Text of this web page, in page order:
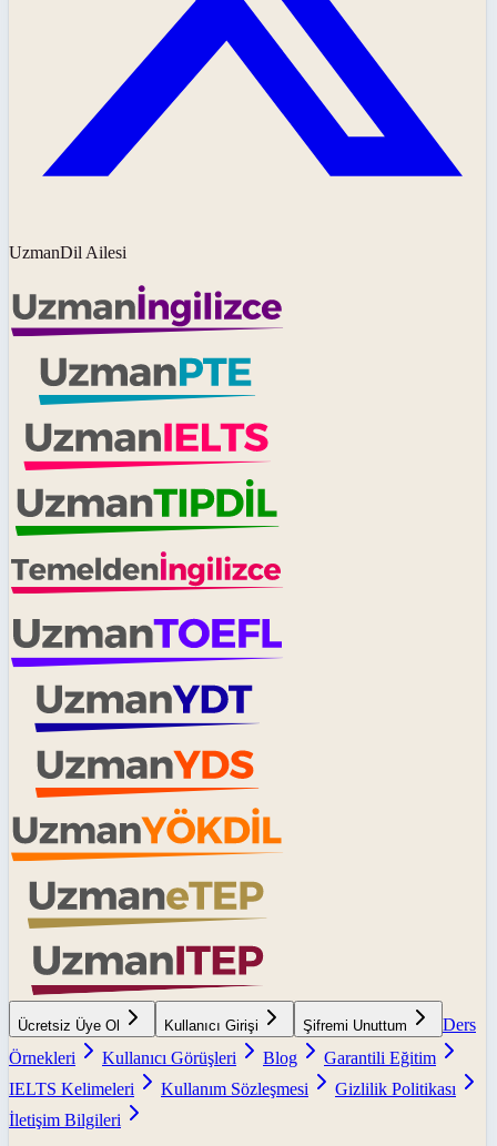
UzmanDil Ailesi
Ücretsiz Üye Ol Kullanıcı Girişi Şifremi Unuttum
Ders
Örnekleri
Kullanıcı Görüşleri Blog
Garantili Eğitim
IELTS Kelimeleri
Kullanım Sözleşmesi
Gizlilik Politikası
İletişim Bilgileri